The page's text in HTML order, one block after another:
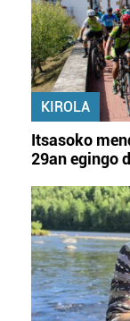
buruzko
datuen atalean.
zure baimena
Webgune honek
fitxategiak
zerbitzuak
baliatzen gara.
erabiltzeko
irakurri
KIROLA
Itsasoko
29an egingo